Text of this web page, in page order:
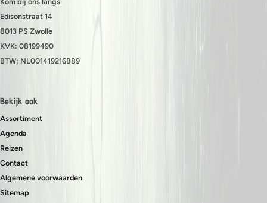
Edisonstraat 14
8013 PS Zwolle
KVK: 08199490
BTW: NL001419216B89
Bekijk ook
Assortiment
Agenda
Reizen
Contact
Algemene voorwaarden
Sitemap